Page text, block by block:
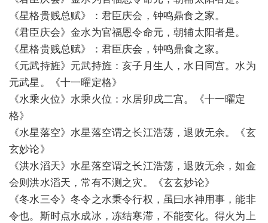
《星格贵贱总赋》：君臣庆会，钟鸣鼎食之家。
《君臣庆会》金水为官福恩令命元，朝辅太阳者是。
《星格贵贱总赋》：君臣庆会，钟鸣鼎食之家。
《元武持旌》元武持旌：亥子月生人，水日同宫。水为
元武星。《十一曜定格》
《水乘火位》水乘火位：水居卯戌二宫。《十一曜定
格》
《水星落空》水星落空谓之长江浩荡，退败无余。《玄
玄妙论》
《洪水滔天》水星落空谓之长江浩荡，退败无余，如金
会则洪水滔天，常有不测之灾。《玄玄妙论》
《冬水三令》冬令之水秉令行权，虽曰水神用事，能非
令也。斯时点水成冰，冻结寒滞，不能变化。得火为上